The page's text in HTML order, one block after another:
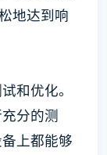
地达到响
和优化。
分的测
上都能够